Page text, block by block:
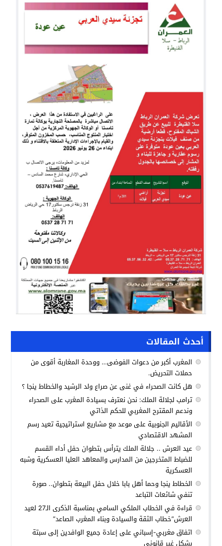
أحدث المقالات
المغرب أكبر من دعوات الفوضى… ووحدة المغاربة أقوى من
حملات التحريض.
هل كانت الصحراء في غنى عن صراع ولد الرشيد والخطاط ينجا ؟
ترامب لجلالة الملك: نحن نعترف بسيادة المغرب على الصحراء
وندعم المقترح المغربي للحكم الذاتي
الأقاليم الجنوبية على موعد مع مشاريع استراتيجية تعيد رسم
المشهد الاقتصادي
عيد العرش .. جلالة الملك يترأس بتطوان حفل أداء القسم
للضباط المتخرجين من المدارس والمعاهد العليا العسكرية وشبه
العسكرية
الخطاط ينجا وحما أهل بابا خلال حفل البيعة بتطوان.. صورة
تنفي شائعات التباعد
قراءة في الخطاب الملكي السامي بمناسبة الذكرى الـ27 لعيد
العرش”خطاب الثقة والسيادة وبناء المغرب الصاعد”
اتفاق مغربي-إسباني على إعادة جميع الوافدين إلى سبتة
بشكل غير قانوني